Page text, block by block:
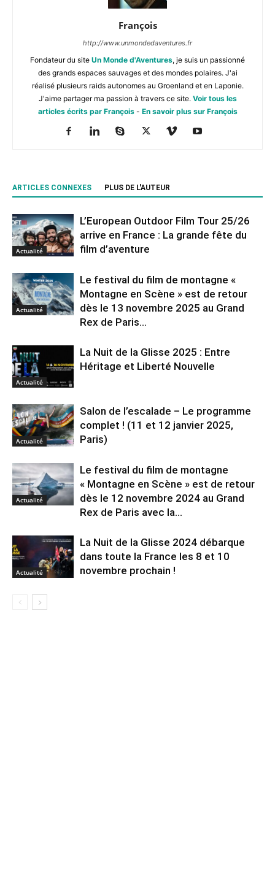
François
http://www.unmondedaventures.fr
Fondateur du site Un Monde d'Aventures, je suis un passionné
des grands espaces sauvages et des mondes polaires. J'ai
réalisé plusieurs raids autonomes au Groenland et en Laponie.
J'aime partager ma passion à travers ce site. Voir tous les
articles écrits par François- En savoir plus sur François
ARTICLES CONNEXES PLUS DE L'AUTEUR
Actualité
L’European Outdoor Film Tour 25/26
arrive en France : La grande fête du
film d’aventure
Actualité
Le festival du film de montagne «
Montagne en Scène » est de retour
dès le 13 novembre 2025 au Grand
Rex de Paris...
Actualité
La Nuit de la Glisse 2025 : Entre
Héritage et Liberté Nouvelle
Actualité
Salon de l’escalade – Le programme
complet ! (11 et 12 janvier 2025,
Paris)
Actualité
Le festival du film de montagne
« Montagne en Scène » est de retour
dès le 12 novembre 2024 au Grand
Rex de Paris avec la...
Actualité
La Nuit de la Glisse 2024 débarque
dans toute la France les 8 et 10
novembre prochain !